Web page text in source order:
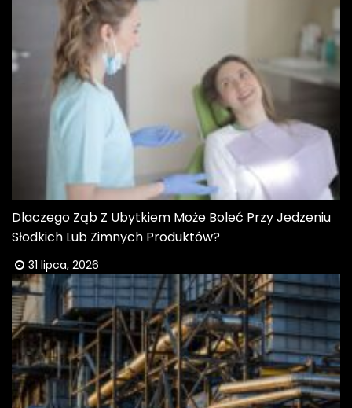
Dlaczego Ząb Z Ubytkiem Może Boleć Przy Jedzeniu
Słodkich Lub Zimnych Produktów?
31 lipca, 2026